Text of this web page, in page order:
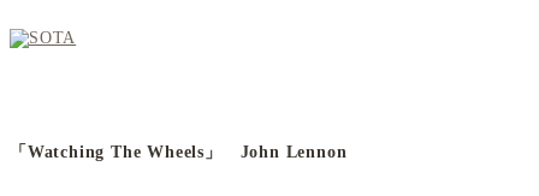
「Watching The Wheels」 John Lennon